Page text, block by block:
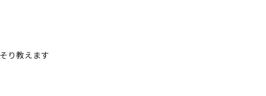
り教えます